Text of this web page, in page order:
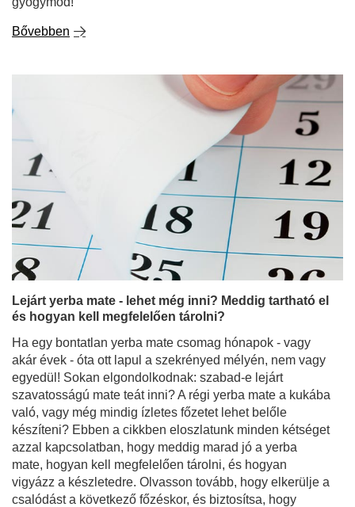
Bővebben
Lejárt yerba mate - lehet még inni? Meddig tartható el
és hogyan kell megfelelően tárolni?
Ha egy bontatlan yerba mate csomag hónapok - vagy
akár évek - óta ott lapul a szekrényed mélyén, nem vagy
egyedül! Sokan elgondolkodnak: szabad-e lejárt
szavatosságú mate teát inni? A régi yerba mate a kukába
való, vagy még mindig ízletes főzetet lehet belőle
készíteni? Ebben a cikkben eloszlatunk minden kétséget
azzal kapcsolatban, hogy meddig marad jó a yerba
mate, hogyan kell megfelelően tárolni, és hogyan
vigyázz a készletedre. Olvasson tovább, hogy elkerülje a
csalódást a következő főzéskor, és biztosítsa, hogy